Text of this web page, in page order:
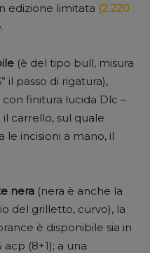
edizione limitata (2.220
.
(è del tipo bull, misura
il passo di rigatura),
con finitura lucida Dlc –
carrello, sul quale
le incisioni a mano, il
nera (nera è anche la
del grilletto, curvo), la
è disponibile sia in
acp (8+1); a una